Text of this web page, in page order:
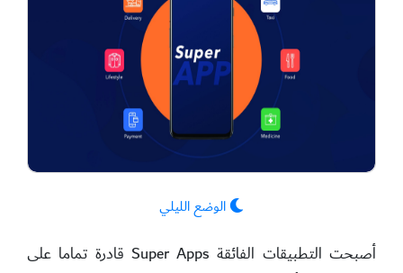
الوضع الليلي
أصبحت التطبيقات الفائقة Super Apps قادرة تماما على